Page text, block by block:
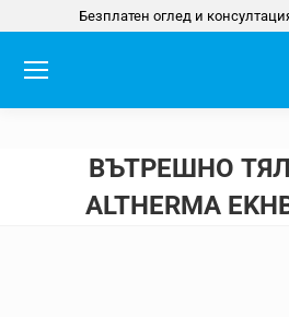
Безплатен оглед и
ВЪТРЕШНО
ALTHERMA